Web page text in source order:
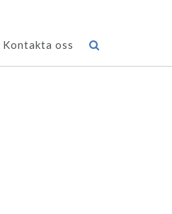
Kontakta oss